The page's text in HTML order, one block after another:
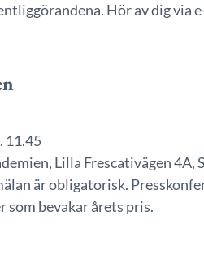
Hör av dig via
11.45
Lilla Frescativägen 4A,
är obligatorisk.
bevakar årets pris.